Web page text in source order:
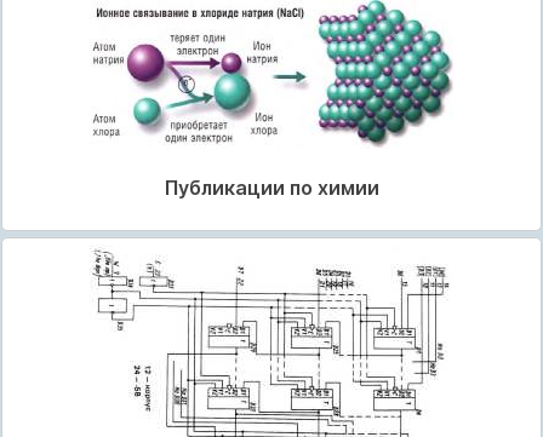
Публикации по химии